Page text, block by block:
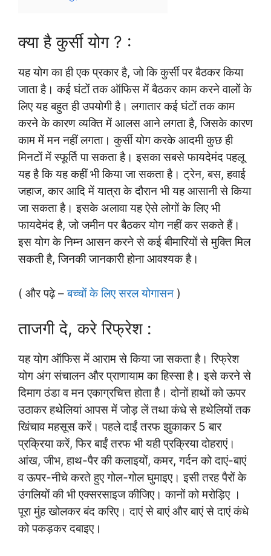
क्या है कुर्सी योग ? :
यह योग का ही एक प्रकार है, जो कि कुर्सी पर बैठकर किया
जाता है। कई घंटों तक ऑफिस में बैठकर काम करने वालों के
लिए यह बहुत ही उपयोगी है। लगातार कई घंटों तक काम
करने के कारण व्यक्ति में आलस आने लगता है, जिसके कारण
काम में मन नहीं लगता। कुर्सी योग करके आदमी कुछ ही
मिनटों में स्फूर्ति पा सकता है। इसका सबसे फायदेमंद पहलू
यह है कि यह कहीं भी किया जा सकता है। ट्रेन, बस, हवाई
जहाज, कार आदि में यात्रा के दौरान भी यह आसानी से किया
जा सकता है। इसके अलावा यह ऐसे लोगों के लिए भी
फायदेमंद है, जो जमीन पर बैठकर योग नहीं कर सकते हैं।
इस योग के निम्न आसन करने से कई बीमारियों से मुक्ति मिल
सकती है, जिनकी जानकारी होना आवश्यक है।
( और पढ़े –बच्चों के लिए सरल योगासन )
ताजगी दे, करे रिफ्रेश :
यह योग ऑफिस में आराम से किया जा सकता है। रिफ्रेश
योग अंग संचालन और प्राणायाम का हिस्सा है। इसे करने से
दिमाग ठंडा व मन एकाग्रचित्त होता है। दोनों हाथों को ऊपर
उठाकर हथेलियां आपस में जोड़ लें तथा कंधे से हथेलियों तक
खिंचाव महसूस करें। पहले दाईं तरफ झुकाकर 5 बार
प्रक्रिया करें, फिर बाईं तरफ भी यही प्रक्रिया दोहराएं।
आंख, जीभ, हाथ-पैर की कलाइयों, कमर, गर्दन को दाएं-बाएं
व ऊपर-नीचे करते हुए गोल-गोल घुमाइए। इसी तरह पैरों के
उंगलियों की भी एक्सरसाइज कीजिए। कानों को मरोड़िए ।
पूरा मुंह खोलकर बंद करिए। दाएं से बाएं और बाएं से दाएं कंधे
को पकड़कर दबाइए।